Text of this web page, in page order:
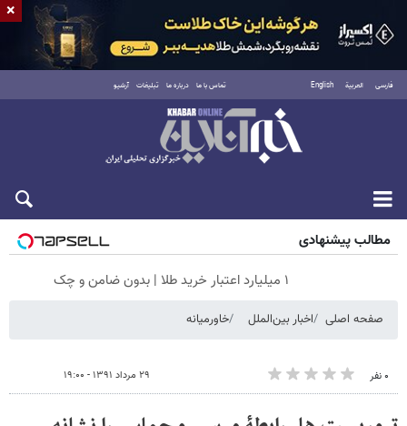
فارسی العربية English تماس با ما درباره ما تبلیغات آرشیو
جمعه ۱۶ مرداد ۱۴۰۵
مطالب پیشنهادی
۱ میلیارد اعتبار خرید طلا | بدون ضامن و چک
صفحه اصلی اخبار بین‌الملل خاورمیانه
۰ نفر ۲۹ مرداد ۱۳۹۱ - ۱۹:۰۰
×